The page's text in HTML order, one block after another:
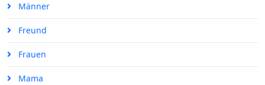
Männer
Freund
Frauen
Mama